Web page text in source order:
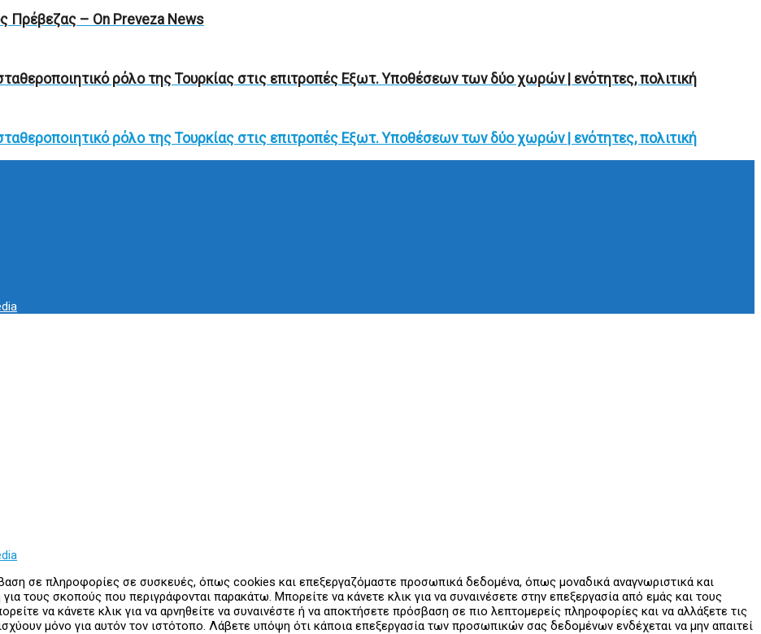
Πρέβεζας – On Preveza News
ρόλο της Τουρκίας στις επιτροπές Εξωτ. Υποθέσεων των δύο χωρών | ενότητες, πολιτική
ρόλο της Τουρκίας στις επιτροπές Εξωτ. Υποθέσεων των δύο χωρών | ενότητες, πολιτική
σε πληροφορίες σε συσκευές, όπως cookies και επεξεργαζόμαστε προσωπικά δεδομένα, όπως μοναδικά αναγνωριστικά και
τους σκοπούς που περιγράφονται παρακάτω. Μπορείτε να κάνετε κλικ για να συναινέσετε στην επεξεργασία από εμάς και τους
να κάνετε κλικ για να αρνηθείτε να συναινέστε ή να αποκτήσετε πρόσβαση σε πιο λεπτομερείς πληροφορίες και να αλλάξετε τις
μόνο για αυτόν τον ιστότοπο. Λάβετε υπόψη ότι κάποια επεξεργασία των προσωπικών σας δεδομένων ενδέχεται να μην απαιτεί